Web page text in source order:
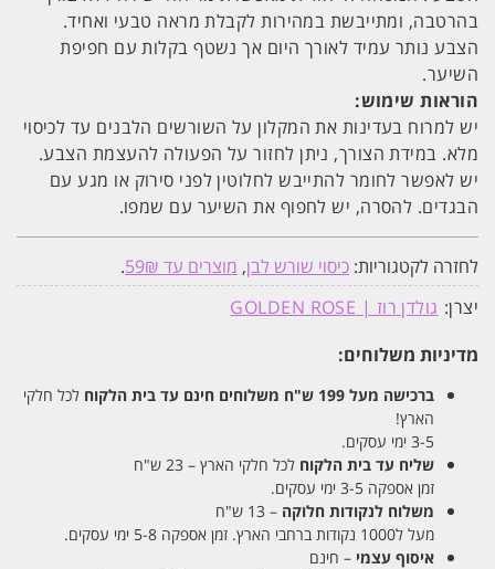
רוז
בהרטבה, ומתייבשת במהירות לקבלת מראה טבעי ואחיד.
הצבע נותר עמיד לאורך היום אך נשטף בקלות עם חפיפת
השיער.
הוראות שימוש:
יש למרוח בעדינות את המקלון על השורשים הלבנים עד לכיסוי
מלא. במידת הצורך, ניתן לחזור על הפעולה להעצמת הצבע.
יש לאפשר לחומר להתייבש לחלוטין לפני סירוק או מגע עם
הבגדים. להסרה, יש לחפוף את השיער עם שמפו.
לחזרה לקטגוריות: כיסוי שורש לבן, מוצרים עד 59₪
.
יצרן: גולדן רוז | GOLDEN ROSE
מדיניות משלוחים:
ברכישה מעל 199 ש"ח משלוחים חינם עד בית הלקוח לכל חלקי
הארץ!
3-5 ימי עסקים.
שליח עד בית הלקוח לכל חלקי הארץ – 23 ש"ח
זמן אספקה 3-5 ימי עסקים.
משלוח לנקודות חלוקה – 13 ש"ח
מעל ל1000 נקודות ברחבי הארץ. זמן אספקה 5-8 ימי עסקים.
איסוף עצמי – חינם